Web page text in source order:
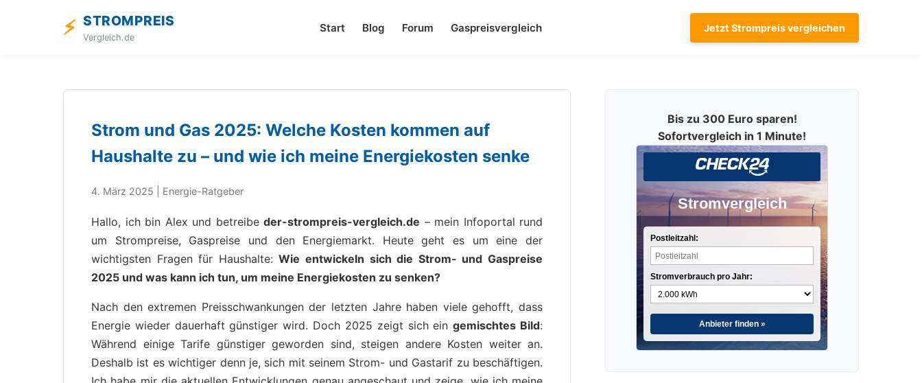
⚡ STROMPREIS
Vergleich.de
Start Blog Forum Gaspreisvergleich Jetzt Strompreis vergleichen
Strom und Gas 2025: Welche Kosten kommen auf
Haushalte zu – und wie ich meine Energiekosten senke
4. März 2025 | Energie-Ratgeber
Hallo, ich bin Alex und betreibe der-strompreis-vergleich.de – mein Infoportal rund
um Strompreise, Gaspreise und den Energiemarkt. Heute geht es um eine der
wichtigsten Fragen für Haushalte:Wie entwickeln sich die Strom- und Gaspreise
2025 und was kann ich tun, um meine Energiekosten zu senken?
Nach den extremen Preisschwankungen der letzten Jahre haben viele gehofft, dass
Energie wieder dauerhaft günstiger wird. Doch 2025 zeigt sich eingemischtes Bild:
Während einige Tarife günstiger geworden sind, steigen andere Kosten weiter an.
Deshalb ist es wichtiger denn je, sich mit seinem Strom- und Gastarif zu beschäftigen.
Bis zu 300 Euro sparen!
Sofortvergleich in 1 Minute!
Stromvergleich
Postleitzahl:
Stromverbrauch pro Jahr:
Anbieter finden »